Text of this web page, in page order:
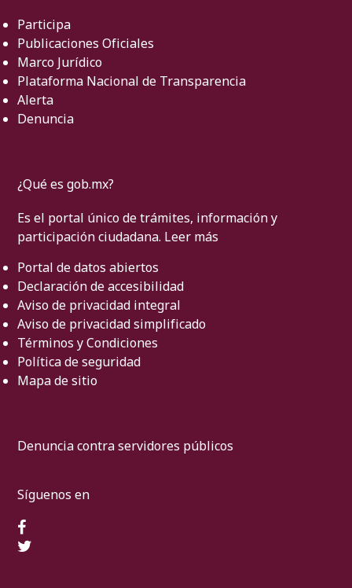
Participa
Publicaciones Oficiales
Marco Jurídico
Plataforma Nacional de Transparencia
Alerta
Denuncia
¿Qué es gob.mx?
Es el portal único de trámites, información y
participación ciudadana. Leer más
Portal de datos abiertos
Declaración de accesibilidad
Aviso de privacidad integral
Aviso de privacidad simplificado
Términos y Condiciones
Política de seguridad
Mapa de sitio
Denuncia contra servidores públicos
Síguenos en